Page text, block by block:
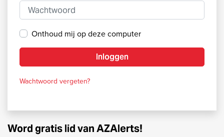
Wachtwoord
Onthoud mij op deze computer
Inloggen
Wachtwoord vergeten?
Word gratis lid van AZAlerts!